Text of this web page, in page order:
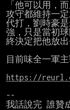
「他可以用，
攻守都維持一
代打，劉時豪
強，只是當初
終決定把他放出
目前味全一軍
https://
--
我話說完 誰贊